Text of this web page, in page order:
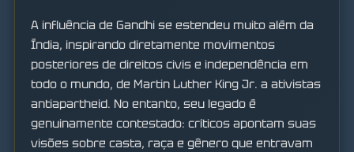
A influência de Gandhi se estendeu muito além da
Índia, inspirando diretamente movimentos
posteriores de direitos civis e independência em
todo o mundo, de Martin Luther King Jr. a ativistas
antiapartheid. No entanto, seu legado é
genuinamente contestado: críticos apontam suas
visões sobre casta, raça e gênero que entravam